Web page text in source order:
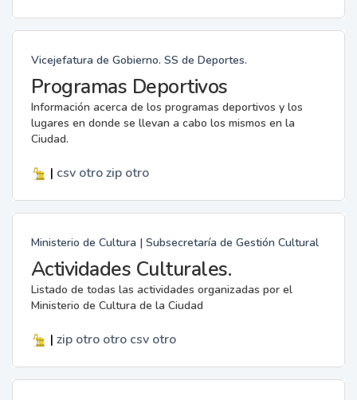
Vicejefatura de Gobierno. SS de Deportes.
Programas Deportivos
Información acerca de los programas deportivos y los
lugares en donde se llevan a cabo los mismos en la
Ciudad.
| csv otro zip otro
Ministerio de Cultura | Subsecretaría de Gestión Cultural
Actividades Culturales.
Listado de todas las actividades organizadas por el
Ministerio de Cultura de la Ciudad
| zip otro otro csv otro